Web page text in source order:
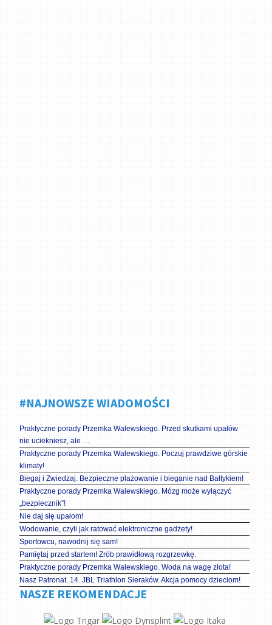
#NAJNOWSZE WIADOMOŚCI
Praktyczne porady Przemka Walewskiego. Przed skutkami upałów
nie uciekniesz, ale …
Praktyczne porady Przemka Walewskiego. Poczuj prawdziwe górskie
klimaty!
Biegaj i Zwiedzaj. Bezpieczne plażowanie i bieganie nad Bałtykiem!
Praktyczne porady Przemka Walewskiego. Mózg może wyłączyć
„bezpiecznik”!
Nie daj się upałom!
Wodowanie, czyli jak ratować elektroniczne gadżety!
Sportowcu, nawodnij się sam!
Pamiętaj przed startem! Zrób prawidłową rozgrzewkę.
Praktyczne porady Przemka Walewskiego. Woda na wagę złota!
Nasz Patronat. 14. JBL Triathlon Sieraków. Akcja pomocy dzieciom!
NASZE REKOMENDACJE